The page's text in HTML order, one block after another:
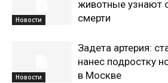
Новости
животные узнают
смерти
Новости
Задета артерия:
нанес подростку
в Москве